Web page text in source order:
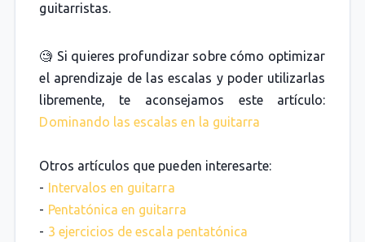
guitarristas.
🧐 Si quieres profundizar sobre cómo optimizar
el aprendizaje de las escalas y poder utilizarlas
libremente, te aconsejamos este artículo:
Dominando las escalas en la guitarra
Otros artículos que pueden interesarte:
- Intervalos en guitarra
- Pentatónica en guitarra
- 3 ejercicios de escala pentatónica